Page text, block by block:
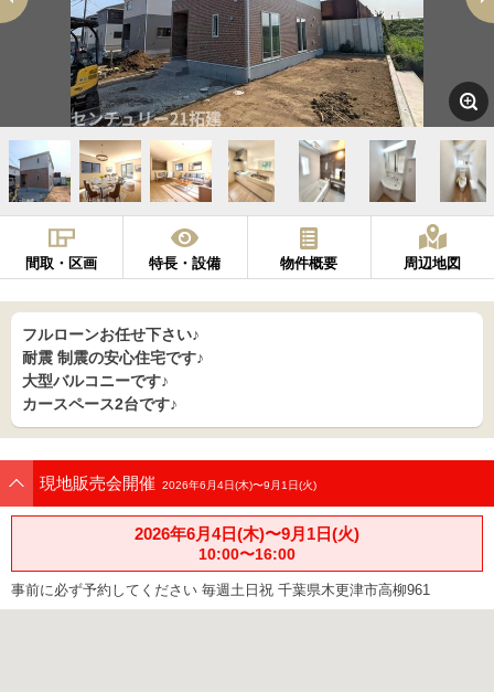
間取・区画 特長・設備 物件概要 周辺地図
フルローンお任せ下さい♪
耐震 制震の安心住宅です♪
大型バルコニーです♪
カースペース2台です♪
現地販売会開催 2026年6月4日(木)〜9月1日(火)
2026年6月4日(木)〜9月1日(火)
10:00〜16:00
事前に必ず予約してください 毎週土日祝 千葉県木更津市高柳961